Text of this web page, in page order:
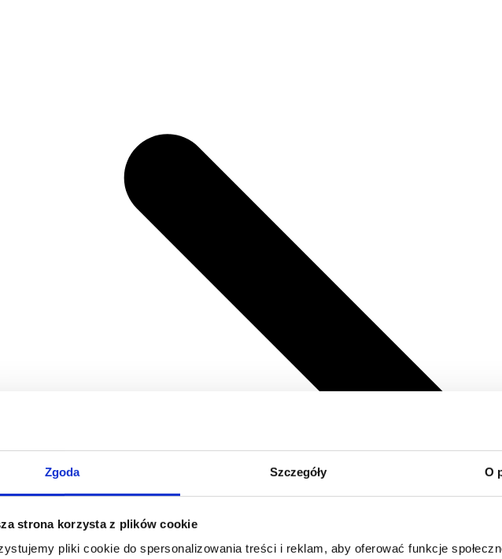
Zgoda Szczegóły O
strona korzysta z plików cookie
pliki cookie do spersonalizowania treści i reklam, aby oferować funkcje